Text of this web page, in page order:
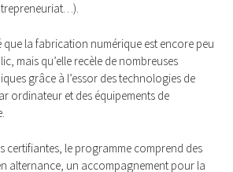
que la fabrication numérique est encore peu
mais qu’elle recèle de nombreuses
grâce à l’essor des technologies de
ordinateur et des équipements de
certifiantes, le programme comprend des
alternance, un accompagnement pour la